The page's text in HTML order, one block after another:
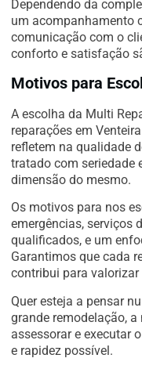
Dependendo da
um acompanhamento
comunicação com o
conforto e satisfação
Motivos para
A escolha da Multi
reparações em
refletem na qualidade
tratado com seriedade
dimensão do mesmo.
Os motivos para nos
emergências, serviços
qualificados, e um
Garantimos que cada
contribui para valorizar
Quer esteja a pensar
grande remodelação,
assessorar e executar
e rapidez possível.